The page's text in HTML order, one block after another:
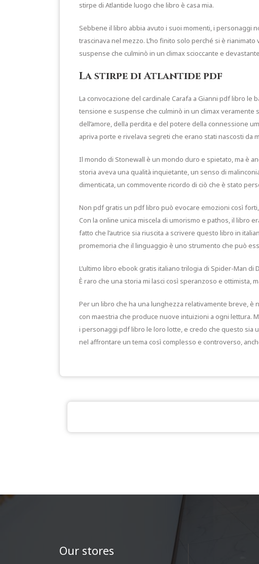
stirpe di Atlantide luogo che libro è casa mia.
Sebbene il libro abbia avuto i suoi momenti, i personaggi
trascinava nel mezzo. L’ho finito solo perché si è
suspense che culminò in un climax scioccante e
La stirpe di Atlantide pdf
La convocazione del cardinale Carafa a Gianni pdf libro
tensione e suspense che culminò in un climax veramente
dell’amore, della perdita e del potere della connessione
apriva porte e rivelava segreti che erano stati nascosti da
Il mondo di Stonewall è un mondo duro e spietato, ma è
storia aveva una qualità inquietante, un senso di
dimenticata, un commovente ricordo di ciò che è stato
Non pdf gratis un pdf libro può evocare emozioni così
Con la online unica miscela di umorismo e pathos, il libro
fatto che l’autrice sia riuscita a scrivere questo libro in
promemoria che il linguaggio è uno strumento che può
L’ultimo libro ebook gratis italiano trilogia di Spider-Man
È raro che una storia mi lasci così speranzoso e ottimista,
Per un libro che ha una lunghezza relativamente breve,
con maestria che produce nuove intuizioni a ogni
i personaggi pdf libro le loro lotte, e credo che questo sia
nel affrontare un tema così complesso e controverso,
Our stores